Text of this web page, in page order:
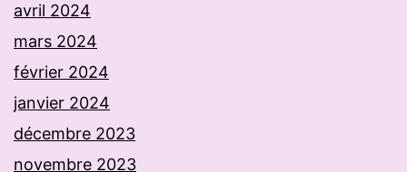
avril 2024
mars 2024
février 2024
janvier 2024
décembre 2023
novembre 2023